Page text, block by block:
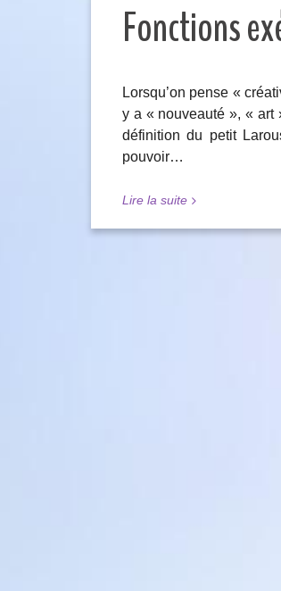
Fonctions
Lorsqu’on pense «
y a « nouveauté », «
définition du petit
pouvoir…
Lire la suite